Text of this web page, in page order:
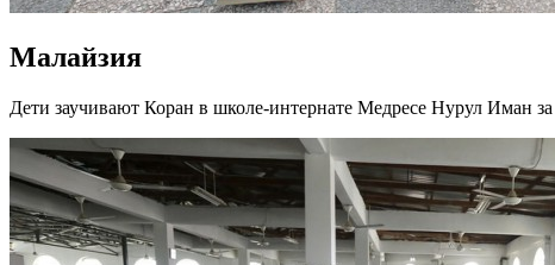
Малайзия
Дети заучивают Коран в школе-интернате Медресе Нурул Иман